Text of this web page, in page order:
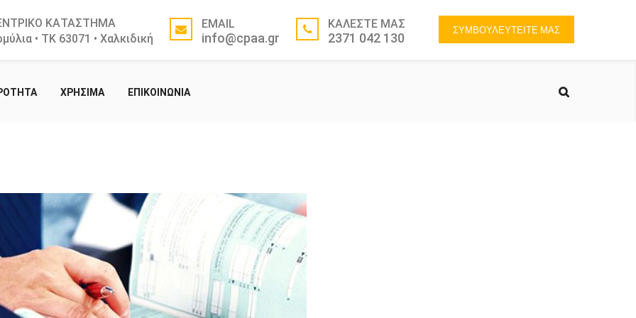
ΣΥΜΒΟΥΛΕΥΤΕΙΤΕ ΜΑΣ
ΚΑΤΑΣΤΗΜΑ
• ΤΚ 63071 • Χαλκιδική
EMAIL
info@cpaa.gr
ΚΑΛΕΣΤΕ ΜΑΣ
2371 042 130
ΧΡΗΣΙΜΑ ΕΠΙΚΟΙΝΩΝΙΑ